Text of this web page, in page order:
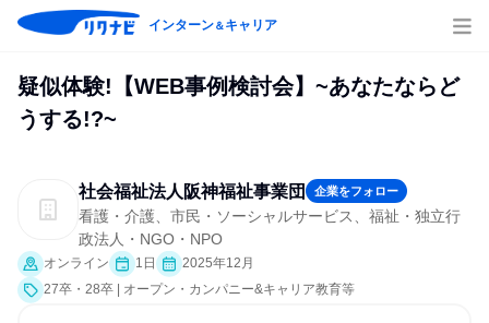
インターン＆キャリア
疑似体験!【WEB事例検討会】~あなたならど
うする!?~
社会福祉法人阪神福祉事業団 企業をフォロー
看護・介護、市民・ソーシャルサービス、福祉・独立行
政法人・NGO・NPO
オンライン 1日
2025年12月
27卒・28卒 | オープン・カンパニー&キャリア教育等